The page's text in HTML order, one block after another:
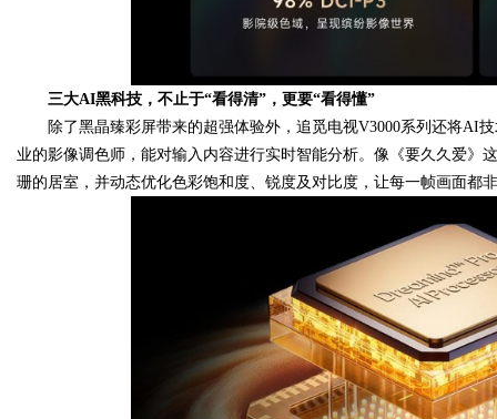
三大AI黑科技 ，不止于“看得清”，更要“看得懂”
除了黑晶臻彩屏带来的超强体验外，追觅电视V3000系列还将AI
业的影像调色师，能对输入内容进行实时智能分析。像《要久久爱》
珊的居室，并动态优化色彩饱和度、锐度及对比度，让每一帧画面都